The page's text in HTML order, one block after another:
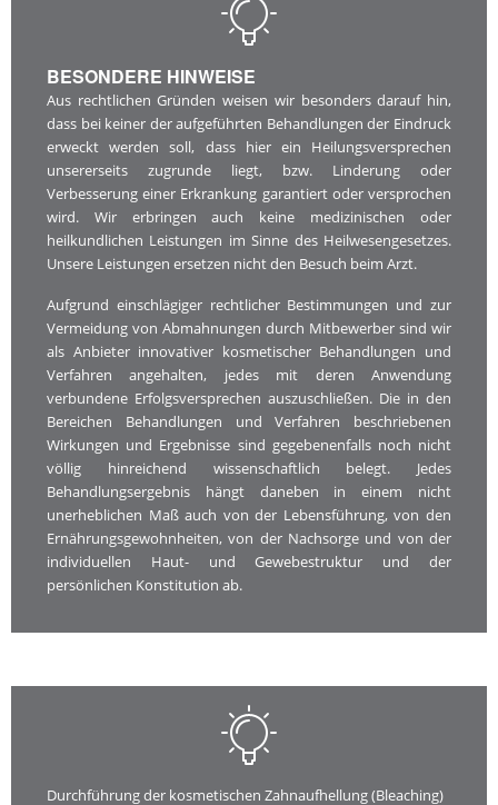
BESONDERE HINWEISE
Aus rechtlichen Gründen weisen wir besonders darauf hin,
dass bei keiner der aufgeführten Behandlungen der Eindruck
erweckt werden soll, dass hier ein Heilungsversprechen
unsererseits zugrunde liegt, bzw. Linderung oder
Verbesserung einer Erkrankung garantiert oder versprochen
wird. Wir erbringen auch keine medizinischen oder
heilkundlichen Leistungen im Sinne des Heilwesengesetzes.
Unsere Leistungen ersetzen nicht den Besuch beim Arzt.
Aufgrund einschlägiger rechtlicher Bestimmungen und zur
Vermeidung von Abmahnungen durch Mitbewerber sind wir
als Anbieter innovativer kosmetischer Behandlungen und
Verfahren angehalten, jedes mit deren Anwendung
verbundene Erfolgsversprechen auszuschließen. Die in den
Bereichen Behandlungen und Verfahren beschriebenen
Wirkungen und Ergebnisse sind gegebenenfalls noch nicht
völlig hinreichend wissenschaftlich belegt. Jedes
Behandlungsergebnis hängt daneben in einem nicht
unerheblichen Maß auch von der Lebensführung, von den
Ernährungsgewohnheiten, von der Nachsorge und von der
individuellen Haut- und Gewebestruktur und der
persönlichen Konstitution ab.
Durchführung der kosmetischen Zahnaufhellung (Bleaching)